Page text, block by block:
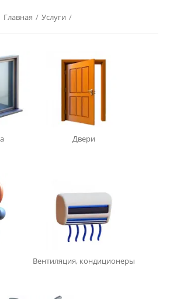
Главная / Услуги /
Двери
Вентиляция, кондиционеры